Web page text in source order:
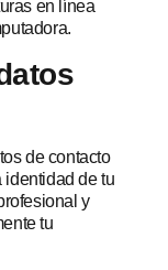
en línea
de contacto
identidad de tu
y
tu